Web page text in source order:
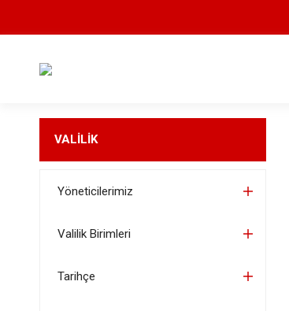
VALİLİK
Yöneticilerimiz
Valilik Birimleri
Tarihçe